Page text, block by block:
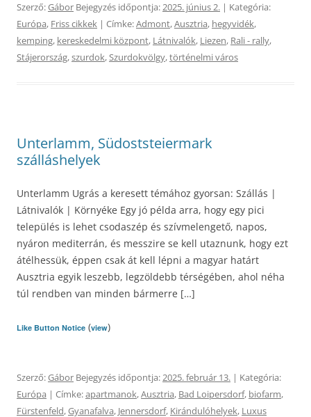
Szerző:Gábor Bejegyzés időpontja:2025. június 2. | Kategória:
Európa, Friss cikkek | Címke:Admont,Ausztria, hegyvidék,
kemping, kereskedelmi központ, Látnivalók, Liezen, Rali - rally,
Stájerország,szurdok,Szurdokvölgy,történelmi város
Unterlamm, Südoststeiermark
szálláshelyek
Unterlamm Ugrás a keresett témához gyorsan: Szállás |
Látnivalók | Környéke Egy jó példa arra, hogy egy pici
település is lehet csodaszép és szívmelengető, napos,
nyáron mediterrán, és messzire se kell utaznunk, hogy ezt
átélhessük, éppen csak át kell lépni a magyar határt
Ausztria egyik leszebb, legzöldebb térségében, ahol néha
túl rendben van minden bármerre […]
Like Button Notice (view)
Szerző:Gábor Bejegyzés időpontja:2025. február 13. | Kategória:
Európa | Címke:apartmanok,Ausztria, Bad Loipersdorf, biofarm,
Fürstenfeld,Gyanafalva, Jennersdorf, Kirándulóhelyek, Luxus